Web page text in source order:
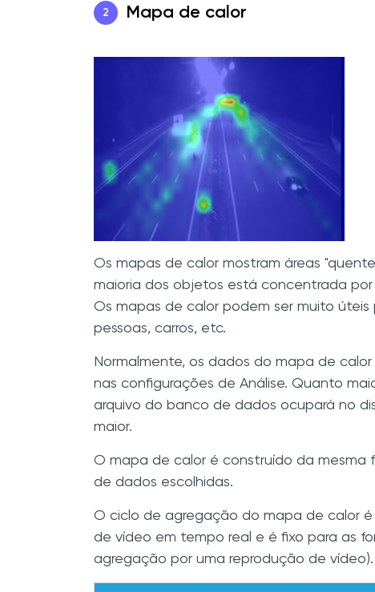
2 Mapa de calor
Os mapas de calor mostram áreas
maioria dos objetos está concentrada
Os mapas de calor podem ser muito
pessoas, carros, etc.
Normalmente, os dados do mapa de
nas configurações de Análise. Quanto
arquivo do banco de dados ocupará no
maior.
O mapa de calor é construído da mesma
de dados escolhidas.
O ciclo de agregação do mapa de calor
de vídeo em tempo real e é fixo para as
agregação por uma reprodução de vídeo).